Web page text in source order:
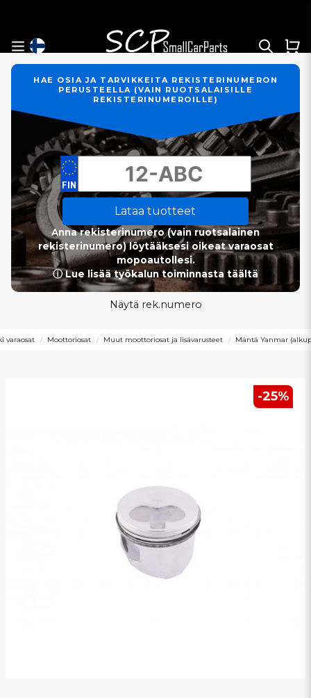
HAE OSIA JA TARVIKKEITA REKISTERINUMERON
PERUSTEELLA (VAIN RUOTSALAISILLE
REKISTERINUMEROILLE)
Lataa tuotteet
Anna rekisterinumero (vain ruotsalainen
rekisterinumero) löytääksesi oikeat varaosat
mopoautollesi.
ⓘ Lue lisää työkalun toiminnasta täältä
Näytä rek.numero
varaosat Moottoriosat Muut moottoriosat ja lisävarusteet Mäntä Yanmar
-25%